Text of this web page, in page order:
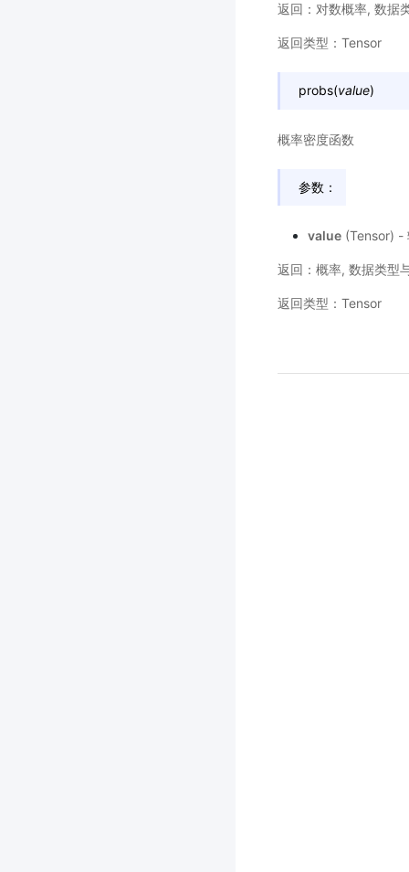
返回：对数概率, 数据
返回类型：Tensor
probs(value)
概率密度函数
参数：
value(Tensor) -
返回：概率, 数据类型
返回类型：Tensor